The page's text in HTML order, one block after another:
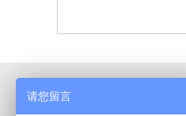
导航菜单
请您留言